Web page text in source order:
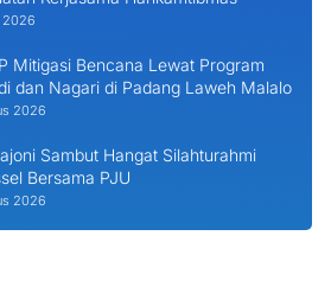
2026
Mitigasi Bencana Lewat Program
dan Nagari di Padang Laweh Malalo
2026
Sambut Hangat Silahturahmi
Bersama PJU
2026